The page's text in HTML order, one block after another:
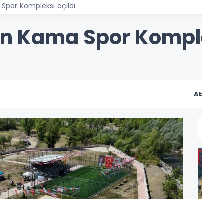
Kompleksi açıldı
Kama Spor